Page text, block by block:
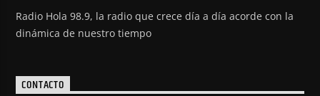
Radio Hola 98.9, la radio que crece día a día acorde con la
dinámica de nuestro tiempo
CONTACTO